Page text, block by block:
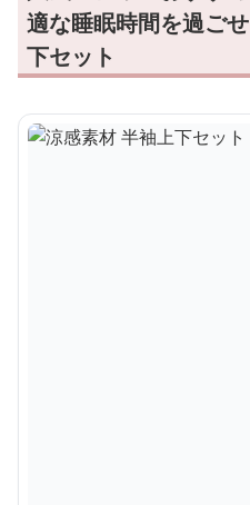
適な睡眠時間を過ご
下セット